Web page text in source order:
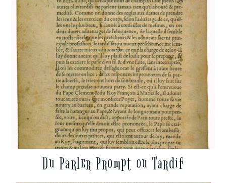
Du Parler Prompt ou Tardif